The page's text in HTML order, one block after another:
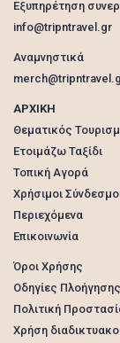
Εξυπηρέτηση
info@tripntravel.gr
Αναμνηστικά
ΑΡΧΙΚΗ
Θεματικός
Ετοιμάζω Ταξίδι
Τοπική Αγορά
Χρήσιμοι
Περιεχόμενα
Επικοινωνία
Όροι Χρήσης
Οδηγίες Πλοήγησης
Πολιτική
Χρήση